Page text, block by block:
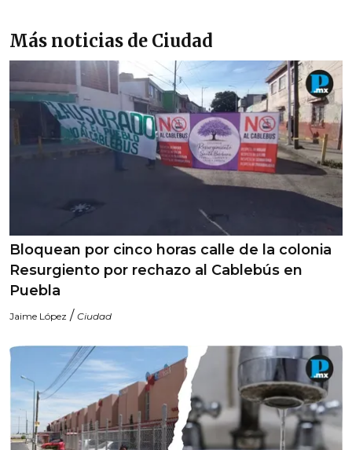
Más noticias de Ciudad
Bloquean por cinco horas calle de la colonia
Resurgiento por rechazo al Cablebús en
Puebla
Jaime López / Ciudad